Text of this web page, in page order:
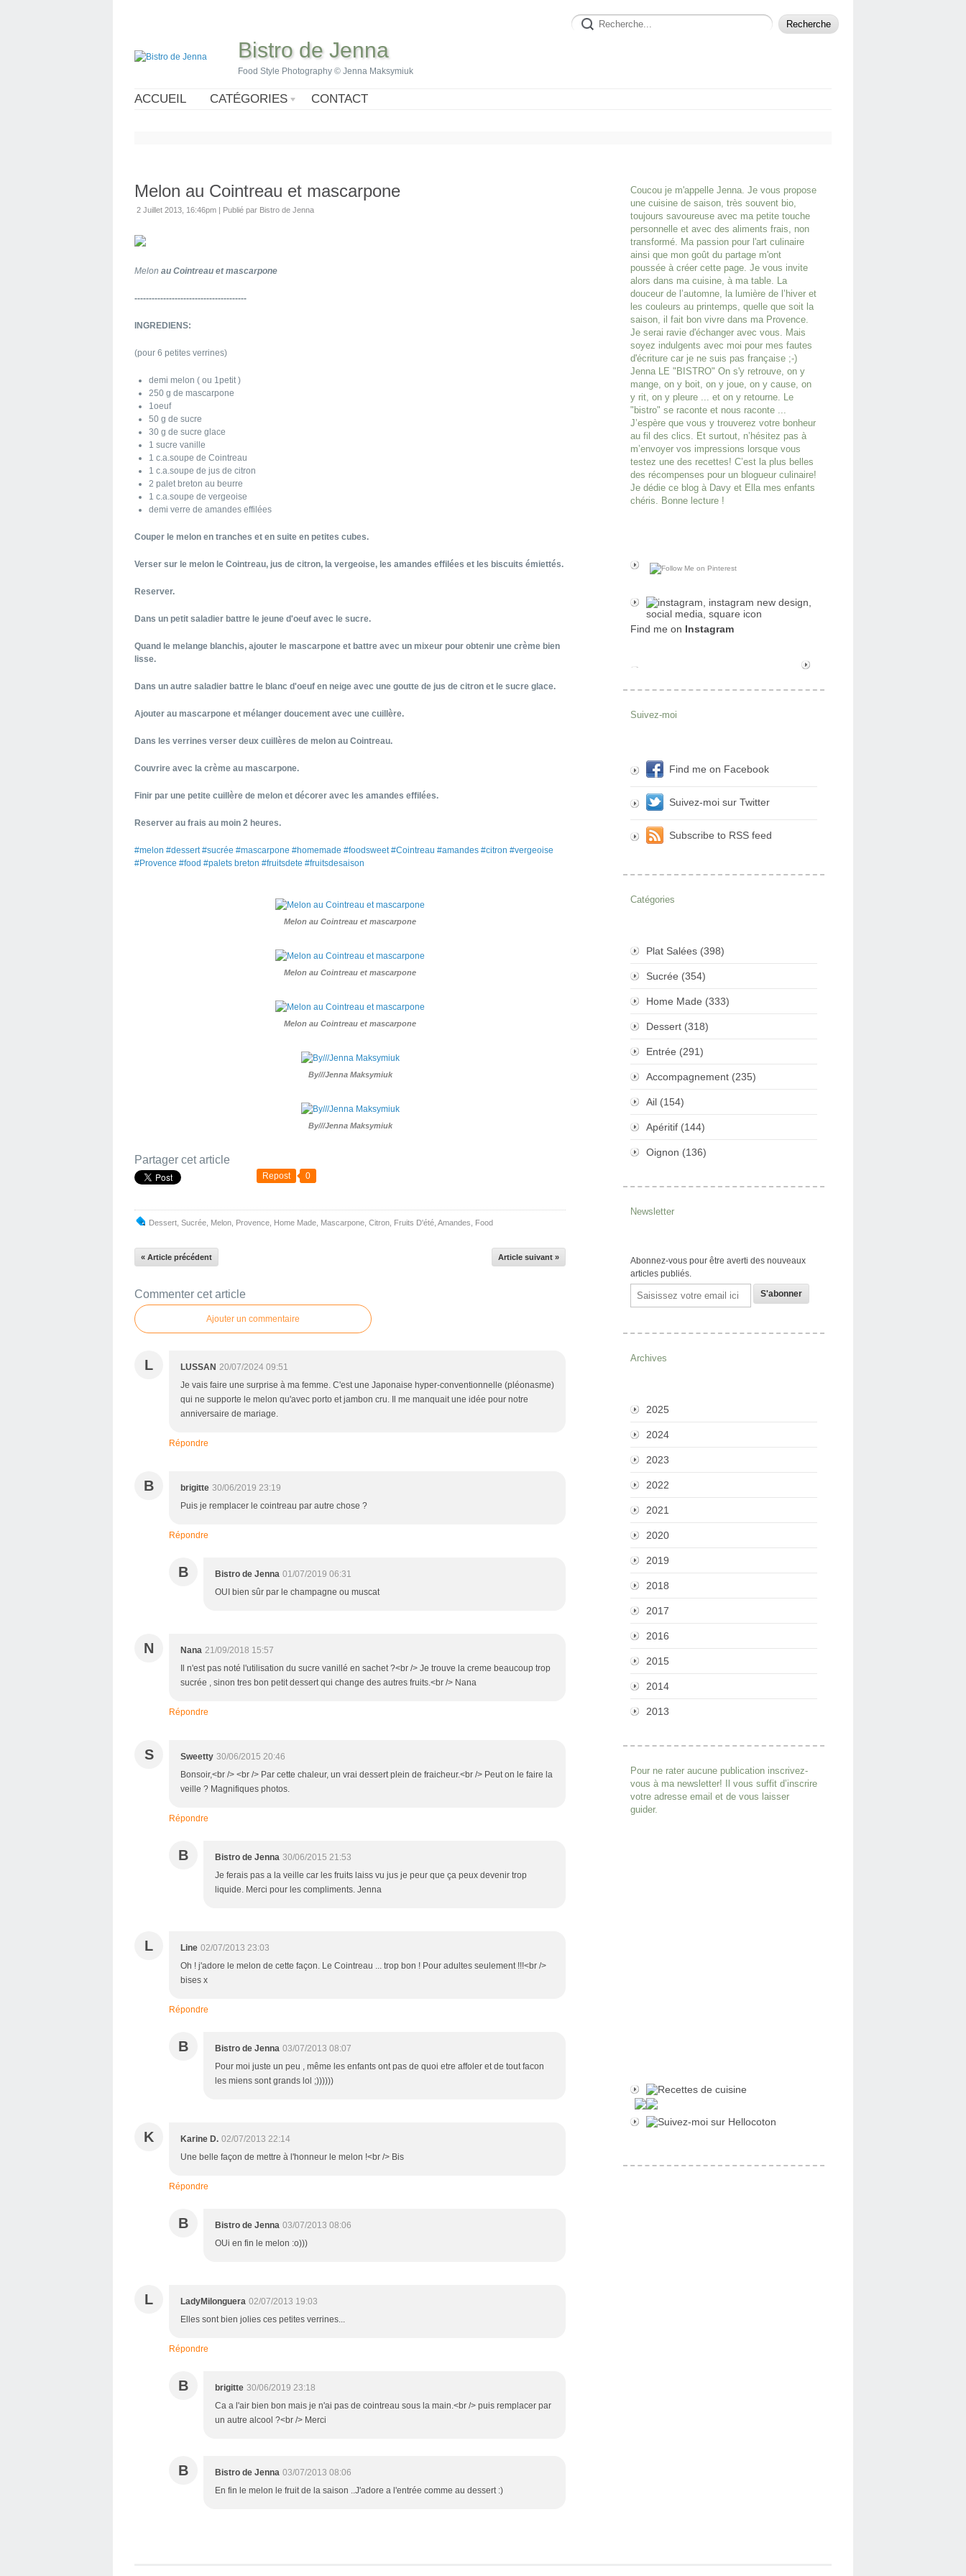
Bistro de Jenna
Food Style Photography © Jenna Maksymiuk
ACCUEIL CATÉGORIES CONTACT
Melon au Cointreau et mascarpone
2 Juillet 2013, 16:46pm | Publié par Bistro de Jenna
Melon au Cointreau et mascarpone
---------------------------------------
INGREDIENS:
(pour 6 petites verrines)
demi melon ( ou 1petit )
250 g de mascarpone
1oeuf
50 g de sucre
30 g de sucre glace
1 sucre vanille
1 c.a.soupe de Cointreau
1 c.a.soupe de jus de citron
2 palet breton au beurre
1 c.a.soupe de vergeoise
demi verre de amandes effilées
Couper le melon en tranches et en suite en petites cubes.
Verser sur le melon le Cointreau, jus de citron, la vergeoise, les amandes effilées et les biscuits émiettés.
Reserver.
Dans un petit saladier battre le jeune d'oeuf avec le sucre.
Quand le melange blanchis, ajouter le mascarpone et battre avec un mixeur pour obtenir une crème bien
lisse.
Dans un autre saladier battre le blanc d'oeuf en neige avec une goutte de jus de citron et le sucre glace.
Ajouter au mascarpone et mélanger doucement avec une cuillère.
Dans les verrines verser deux cuillères de melon au Cointreau.
Couvrire avec la crème au mascarpone.
Finir par une petite cuillère de melon et décorer avec les amandes effilées.
Reserver au frais au moin 2 heures.
#melon #dessert #sucrée #mascarpone #homemade #foodsweet #Cointreau #amandes #citron #vergeoise
#Provence #food #palets breton #fruitsdete #fruitsdesaison
Melon au Cointreau et mascarpone
Melon au Cointreau et mascarpone
Melon au Cointreau et mascarpone
By///Jenna Maksymiuk
By///Jenna Maksymiuk
Partager cet article
Repost 0
Dessert Sucrée Melon Provence Home Made Mascarpone Citron Fruits D'été Amandes Food
« Article précédent Article suivant »
Commenter cet article
Ajouter un commentaire
L LUSSAN 20/07/2024 09:51
Je vais faire une surprise à ma femme. C'est une Japonaise hyper-conventionnelle (pléonasme)
qui ne supporte le melon qu'avec porto et jambon cru. Il me manquait une idée pour notre
anniversaire de mariage.
Répondre
B brigitte 30/06/2019 23:19
Puis je remplacer le cointreau par autre chose ?
Répondre
B Bistro de Jenna 01/07/2019 06:31
OUI bien sûr par le champagne ou muscat
N Nana 21/09/2018 15:57
Il n'est pas noté l'utilisation du sucre vanillé en sachet ?<br /> Je trouve la creme beaucoup trop
sucrée , sinon tres bon petit dessert qui change des autres fruits.<br /> Nana
Répondre
S Sweetty 30/06/2015 20:46
Bonsoir,<br /> <br /> Par cette chaleur, un vrai dessert plein de fraicheur.<br /> Peut on le faire la
veille ? Magnifiques photos.
Répondre
B Bistro de Jenna 30/06/2015 21:53
Je ferais pas a la veille car les fruits laiss vu jus je peur que ça peux devenir trop
liquide. Merci pour les compliments. Jenna
L Line 02/07/2013 23:03
Oh ! j'adore le melon de cette façon. Le Cointreau ... trop bon ! Pour adultes seulement !!!<br />
bises x
Répondre
B Bistro de Jenna 03/07/2013 08:07
Pour moi juste un peu , même les enfants ont pas de quoi etre affoler et de tout facon
les miens sont grands lol ;))))))
K Karine D. 02/07/2013 22:14
Une belle façon de mettre à l'honneur le melon !<br /> Bis
Répondre
B Bistro de Jenna 03/07/2013 08:06
OUi en fin le melon :o)))
L LadyMilonguera 02/07/2013 19:03
Elles sont bien jolies ces petites verrines...
Répondre
B brigitte 30/06/2019 23:18
Ca a l'air bien bon mais je n'ai pas de cointreau sous la main.<br /> puis remplacer par
un autre alcool ?<br /> Merci
B Bistro de Jenna 03/07/2013 08:06
En fin le melon le fruit de la saison ..J'adore a l'entrée comme au dessert :)
Coucou je m'appelle Jenna. Je vous propose
une cuisine de saison, très souvent bio,
toujours savoureuse avec ma petite touche
personnelle et avec des aliments frais, non
transformé. Ma passion pour l'art culinaire
ainsi que mon goût du partage m'ont
poussée à créer cette page. Je vous invite
alors dans ma cuisine, à ma table. La
douceur de l’automne, la lumière de l’hiver et
les couleurs au printemps, quelle que soit la
saison, il fait bon vivre dans ma Provence.
Je serai ravie d'échanger avec vous. Mais
soyez indulgents avec moi pour mes fautes
d'écriture car je ne suis pas française ;-)
Jenna LE "BISTRO" On s'y retrouve, on y
mange, on y boit, on y joue, on y cause, on
y rit, on y pleure ... et on y retourne. Le
"bistro" se raconte et nous raconte ...
J’espère que vous y trouverez votre bonheur
au fil des clics. Et surtout, n’hésitez pas à
m’envoyer vos impressions lorsque vous
testez une des recettes! C’est la plus belles
des récompenses pour un blogueur culinaire!
Je dédie ce blog à Davy et Ella mes enfants
chéris. Bonne lecture !
Find me on Instagram
Suivez-moi
Find me on Facebook
Suivez-moi sur Twitter
Subscribe to RSS feed
Catégories
Plat Salées (398)
Sucrée (354)
Home Made (333)
Dessert (318)
Entrée (291)
Accompagnement (235)
Ail (154)
Apéritif (144)
Oignon (136)
Newsletter
Abonnez-vous pour être averti des nouveaux
articles publiés.
Email
Archives
2025
2024
2023
2022
2021
2020
2019
2018
2017
2016
2015
2014
2013
Pour ne rater aucune publication inscrivez-
vous à ma newsletter! Il vous suffit d’inscrire
votre adresse email et de vous laisser
guider.